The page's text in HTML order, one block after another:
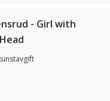
- Girl with